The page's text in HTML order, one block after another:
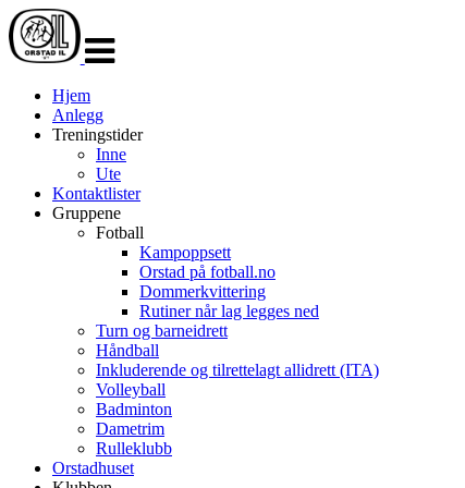
navigasjon
Hjem
Anlegg
Treningstider
Inne
Ute
Kontaktlister
Gruppene
Fotball
Kampoppsett
Orstad på fotball.no
Dommerkvittering
Rutiner når lag legges ned
Turn og barneidrett
Håndball
Inkluderende og tilrettelagt allidrett (ITA)
Volleyball
Badminton
Dametrim
Rulleklubb
Orstadhuset